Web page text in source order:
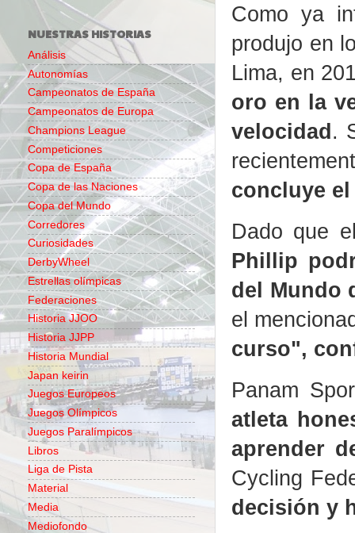
Como ya
produjo en
Lima, en
oro en la
velocidad.
concluye
Dado que
Phillip
del Mundo
el
curso",
Panam
atleta
aprender
Cycling
decisión y
NUESTRAS HISTORIAS
Análisis
Autonomías
Campeonatos de España
Campeonatos de Europa
Champions League
Competiciones
Copa de España
Copa de las Naciones
Copa del Mundo
Corredores
Curiosidades
DerbyWheel
Estrellas olímpicas
Federaciones
Historia JJOO
Historia JJPP
Historia Mundial
Japan keirin
Juegos Europeos
Juegos Olímpicos
Juegos Paralímpicos
Libros
Liga de Pista
Material
Media
Mediofondo